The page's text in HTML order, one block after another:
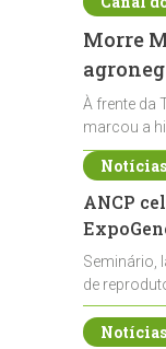
Morre
À frente da
marcou a
ANCP
Seminário,
de
durante a